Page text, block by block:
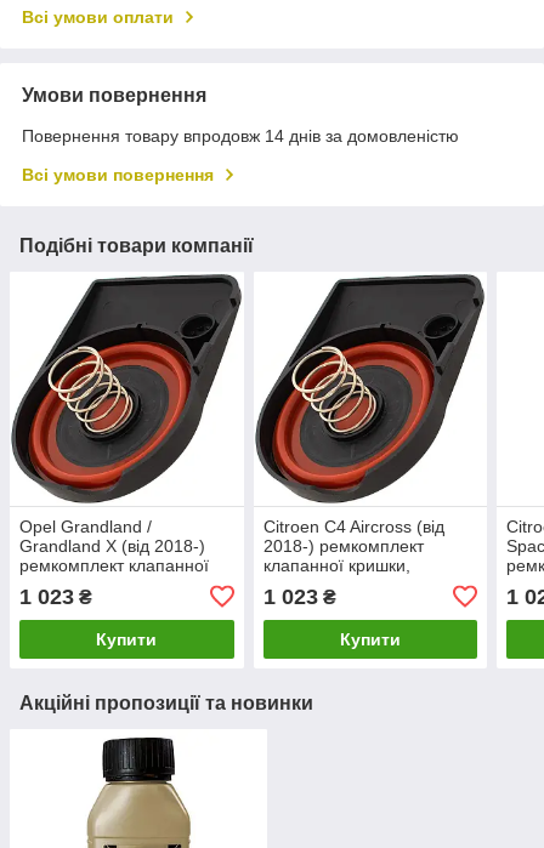
Всі умови оплати
Умови повернення
Повернення товару впродовж 14 днів за домовленістю
Всі умови повернення
Подібні товари компанії
Opel Grandland /
Grandland X (від 2018-)
ремкомплект клапанної
Опель Ґрендленд
1 023 ₴
Купити
Citroen C4 Aircross (від
2018-) ремкомплект
клапанної кришки,
11127646552 Сітроен С4
Ейркросс
1 023₴
Купити
1
Акційні пропозиції та новинки